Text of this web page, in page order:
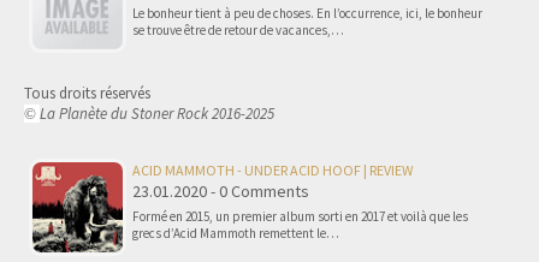
Le bonheur tient à peu de choses. En l’occurrence, ici, le bonheur
se trouve être de retour de vacances,…
Tous droits réservés
© La Planète du Stoner Rock 2016-2025
ACID MAMMOTH - UNDER ACID HOOF | REVIEW
23.01.2020 - 0 Comments
Formé en 2015, un premier album sorti en 2017 et voilà que les
grecs d’Acid Mammoth remettent le…